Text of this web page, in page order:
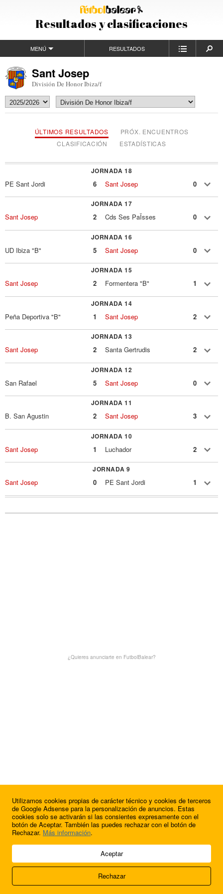
Resultados y clasificaciones
MENÚ RESULTADOS
Sant Josep
División De Honor Ibiza/f
ÚLTIMOS RESULTADOS
PRÓX. ENCUENTROS
CLASIFICACIÓN
ESTADÍSTICAS
JORNADA 18
PE Sant Jordi 6 Sant Josep 0
JORNADA 17
Sant Josep 2 Cds Ses PaÏsses 0
JORNADA 16
UD Ibiza "B" 5 Sant Josep 0
JORNADA 15
Sant Josep 2 Formentera "B" 1
JORNADA 14
Peña Deportiva "B" 1 Sant Josep 2
JORNADA 13
Sant Josep 2 Santa Gertrudis 2
JORNADA 12
San Rafael 5 Sant Josep 0
JORNADA 11
B. San Agustin 2 Sant Josep 3
JORNADA 10
Sant Josep 1 Luchador 2
JORNADA 9
Sant Josep 0 PE Sant Jordi 1
¿Quieres anunciarte en FutbolBalear?
¿Quieres anunciarte en FutbolBalear?
© 2009 - 2026 Soluciones Corporativas IP, SL.
Acerca de nosotros
FútbolBalear
Utilizamos cookies propias de carácter técnico y cookies de terceros
de Google Adsense para la personalización de anuncios. Estas
cookies solo se activarán si las consientes expresamente con el
botón de Aceptar. También las puedes rechazar con el botón de
Rechazar. Más información.
Aceptar
Rechazar